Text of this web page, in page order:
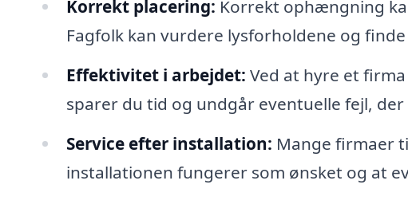
Korrekt placering: Korrekt ophængning
Fagfolk kan vurdere lysforholdene og
Effektivitet i arbejdet: Ved at hyre et
sparer du tid og undgår eventuelle fejl,
Service efter installation: Mange firmaer
installationen fungerer som ønsket og at